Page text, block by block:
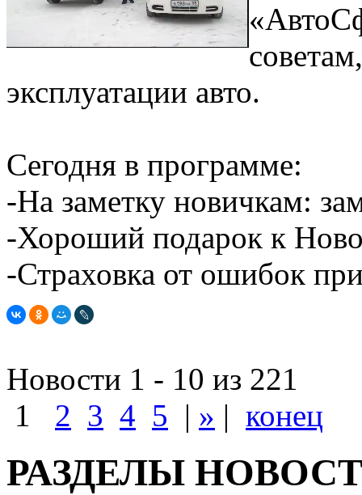
эксплуатации авто.
Сегодня в программе:
-На заметку новичкам:
-Хороший подарок к
-Страховка от ошибок
Новости 1 - 10 из 221
1
2 3 4 5 | » | конец
РАЗДЕЛЫ